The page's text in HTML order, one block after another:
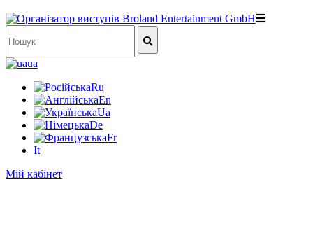
ua
Ru
En
Ua
De
Fr
It
Мій кабінет